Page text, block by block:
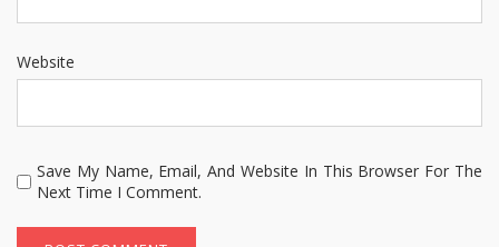
Website
Save My Name, Email, And Website In This Browser For The
Next Time I Comment.